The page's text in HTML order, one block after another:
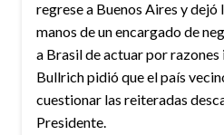
regrese a Buenos Aires y dejó
manos de un encargado de
a Brasil de actuar por
Bullrich pidió que el país
cuestionar las reiteradas
Presidente.